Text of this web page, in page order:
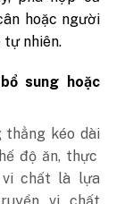
hoặc người
tự nhiên.
sung hoặc
thẳng kéo dài
độ ăn, thực
vi chất là lựa